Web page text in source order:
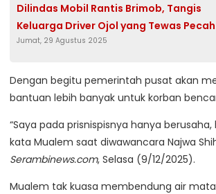
Dilindas Mobil Rantis Brimob, Tangis
Keluarga Driver Ojol yang Tewas Pecah
Bahkan Sampai Pingsan
Jumat, 29 Agustus 2025
Dengan begitu pemerintah pusat akan
bantuan lebih banyak untuk korban
“Saya pada prisnispisnya hanya berusaha,
kata Mualem saat diwawancara Najwa
Serambinews.com, Selasa (9/12/2025).
Mualem tak kuasa membendung air